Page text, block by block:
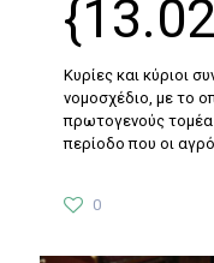
Κυρίες και κύριοι
νομοσχέδιο, με το
πρωτογενούς
περίοδο που οι
0